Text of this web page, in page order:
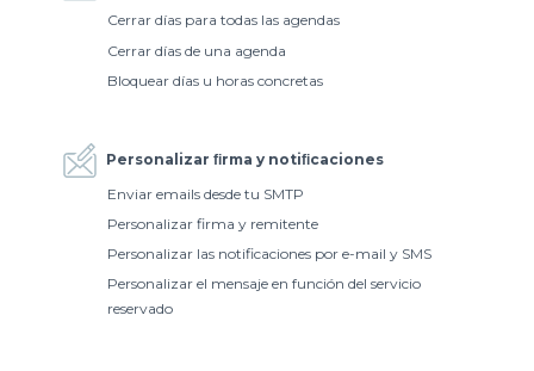
Cerrar días para todas las agendas
Cerrar días de una agenda
Bloquear días u horas concretas
Personalizar ﬁrma y notiﬁcaciones
Enviar emails desde tu SMTP
Personalizar firma y remitente
Personalizar las notificaciones por e-mail y SMS
Personalizar el mensaje en función del servicio
reservado